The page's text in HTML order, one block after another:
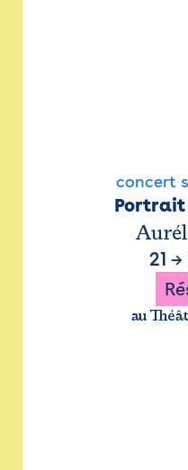
concert
Portrait
21 →
au